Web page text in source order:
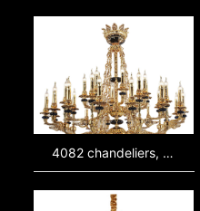
4082 chandeliers, living room lights, lighting manufacturers, wholesale lighting, lights, lighting fixtures